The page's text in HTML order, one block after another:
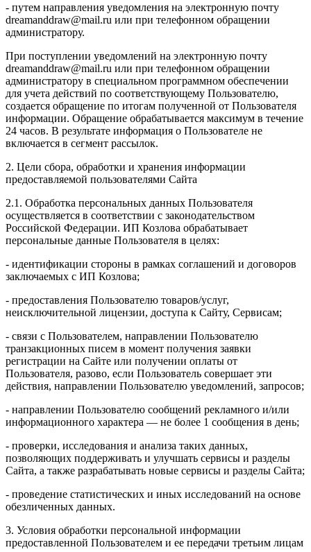
- путем направления уведомления на электронную почту
dreamanddraw@mail.ru или при телефонном обращении
администратору.
При поступлении уведомлений на электронную почту
dreamanddraw@mail.ru или при телефонном обращении
администратору в специальном программном обеспечении
для учета действий по соответствующему Пользователю,
создается обращение по итогам полученной от Пользователя
информации. Обращение обрабатывается максимум в течение
24 часов. В результате информация о Пользователе не
включается в сегмент рассылок.
2. Цели сбора, обработки и хранения информации
предоставляемой пользователями Сайта
2.1. Обработка персональных данных Пользователя
осуществляется в соответствии с законодательством
Российской Федерации. ИП Козловa обрабатывает
персональные данные Пользователя в целях:
- идентификации стороны в рамках соглашений и договоров
заключаемых с ИП Козлова;
- предоставления Пользователю товаров/услуг,
неисключительной лицензии, доступа к Сайту, Сервисам;
- связи с Пользователем, направлении Пользователю
транзакционных писем в момент получения заявки
регистрации на Сайте или получении оплаты от
Пользователя, разово, если Пользователь совершает эти
действия, направлении Пользователю уведомлений, запросов;
- направлении Пользователю сообщений рекламного и/или
информационного характера — не более 1 сообщения в день;
- проверки, исследования и анализа таких данных,
позволяющих поддерживать и улучшать сервисы и разделы
Сайта, а также разрабатывать новые сервисы и разделы Сайта;
- проведение статистических и иных исследований на основе
обезличенных данных.
3. Условия обработки персональной информации
предоставленной Пользователем и ее передачи третьим лицам